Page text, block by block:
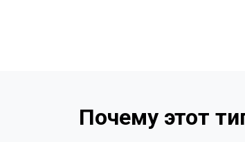
Почему этот